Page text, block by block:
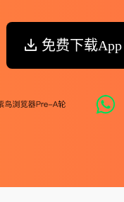
免费下载App